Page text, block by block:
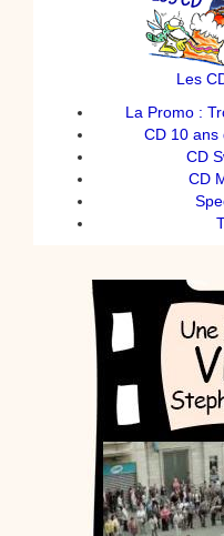
Les
La Promo :
CD 10 ans
CD
CD